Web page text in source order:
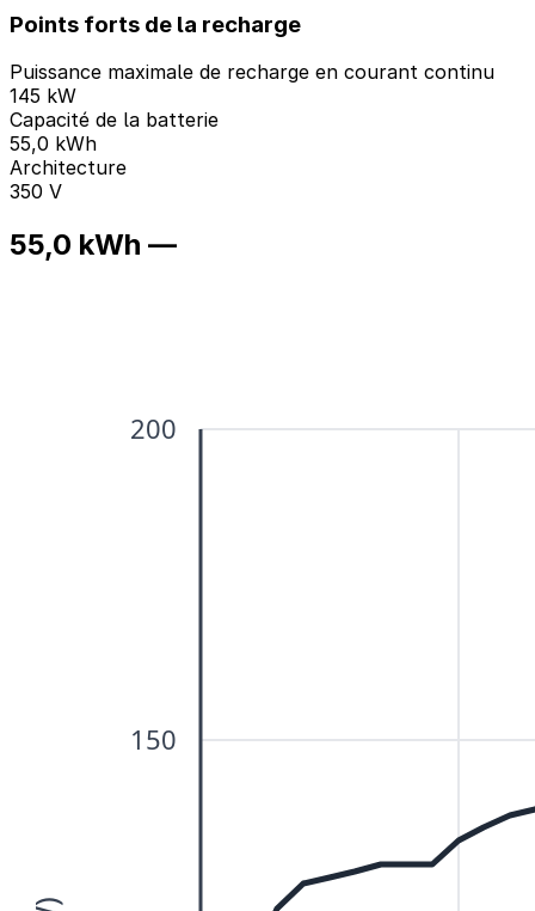
Points forts de la recharge
Puissance maximale de recharge en courant continu
145 kW
Capacité de la batterie
55,0 kWh
Architecture
350 V
55,0 kWh —